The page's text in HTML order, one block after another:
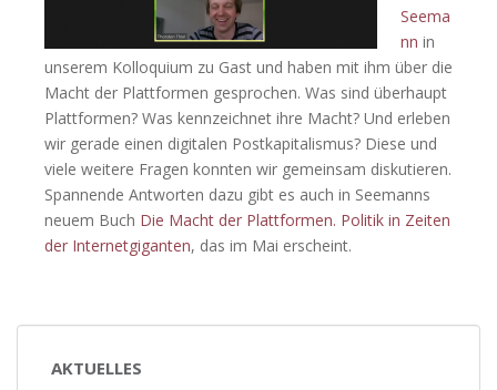
Seema
nn in
unserem Kolloquium zu Gast und haben mit ihm über die
Macht der Plattformen gesprochen. Was sind überhaupt
Plattformen? Was kennzeichnet ihre Macht? Und erleben
wir gerade einen digitalen Postkapitalismus? Diese und
viele weitere Fragen konnten wir gemeinsam diskutieren.
Spannende Antworten dazu gibt es auch in Seemanns
neuem Buch Die Macht der Plattformen. Politik in Zeiten
der Internetgiganten, das im Mai erscheint.
AKTUELLES